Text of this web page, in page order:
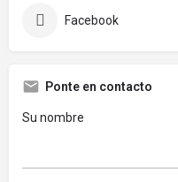
Facebook
Ponte en contacto
Su nombre